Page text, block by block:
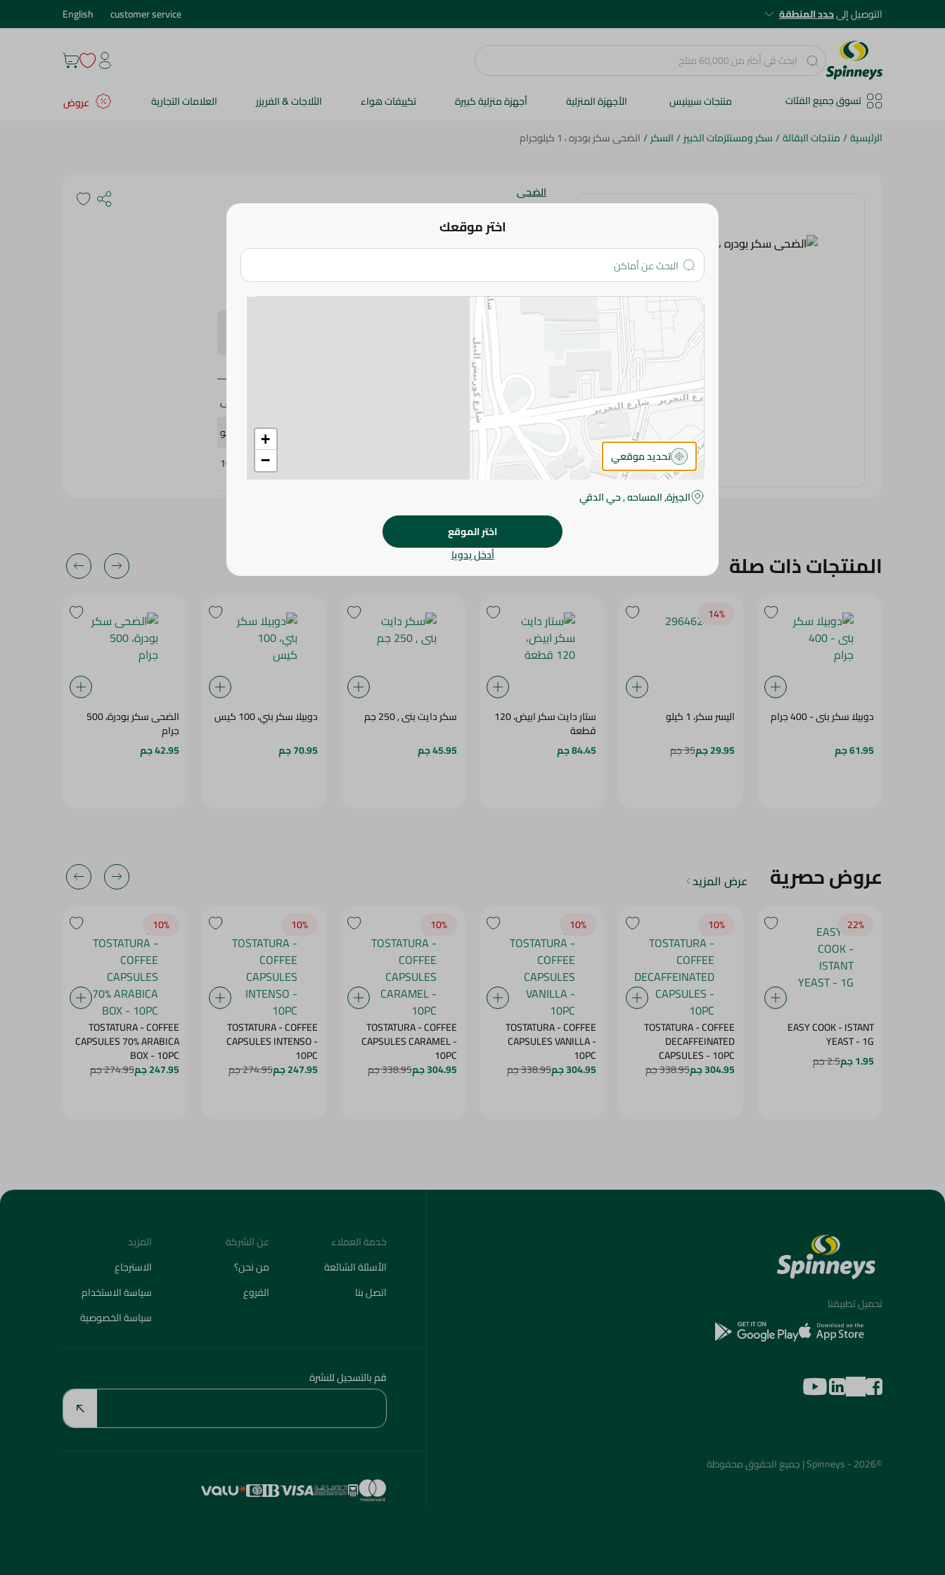
التوصيل إلىحدد المنطقة customer service
English
تسوق جميع الفئات منتجات سبينيس الأجهزة المنزلية أجهزة منزلية كبيرة تكييفات هواء الثلاجات & الفريزر العلامات التجارية
عروض
الرئيسية/منتجات البقالة/سكر ومستلزمات الخبيز/السكر/الضحى سكر بودره ، 1 كيلوجرام
الضحى
الضحى سكر بودره ، 1 كيلوجرام
اضف للعربة
يرجى الملاحظة:
طفيف. قد يتغير التعبئة بناءً على التوفر.
المواصفات
براند
الضحى
الحجم
SKU
102964
المنتجات ذات صلة
دوبيلا سكر بنى - 400 جرام
61.95 جم
14‎%‎
اليسر سكر، 1 كيلو
29.95 جم
35 جم
ستار دايت سكر ابيض، 120
قطعة
84.45 جم
سكر دايت بنى , 250 جم
45.95 جم
دوبيلا سكر بني، 100 كيس
70.95 جم
الضحى سكر بودرة، 500
جرام
42.95 جم
عروض حصرية عرض المزيد
22‎%‎
EASY COOK - ISTANT
YEAST - 1G
1.95 جم
2.5 جم
10‎%‎
TOSTATURA - COFFEE
DECAFFEINATED
CAPSULES - 10PC
304.95 جم 338.95 جم
10‎%‎
TOSTATURA - COFFEE
CAPSULES VANILLA -
10PC
304.95 جم 338.95 جم
10‎%‎
TOSTATURA - COFFEE
CAPSULES CARAMEL -
10PC
304.95 جم 338.95 جم
10‎%‎
TOSTATURA - COFFEE
CAPSULES INTENSO -
10PC
247.95 جم 274.95 جم
10‎%‎
TOSTATURA - COFFEE
CAPSULES 70% ARABICA
BOX - 10PC
247.95 جم 274.95 جم
اختر موقعك
+
−
تحديد موقعي
الجيزة, المساحه , حي الدقي
اختر الموقع
أدخل يدويا
تحميل تطبيقنا
©2026 - Spinneys | جميع الحقوق محفوظة
خدمة العملاء
الأسئلة الشائعة
اتصل بنا
عن الشركة
من نحن؟
الفروع
المزيد
الاسترجاع
سياسة الاستخدام
سياسة الخصوصية
قم بالتسجيل للنشرة